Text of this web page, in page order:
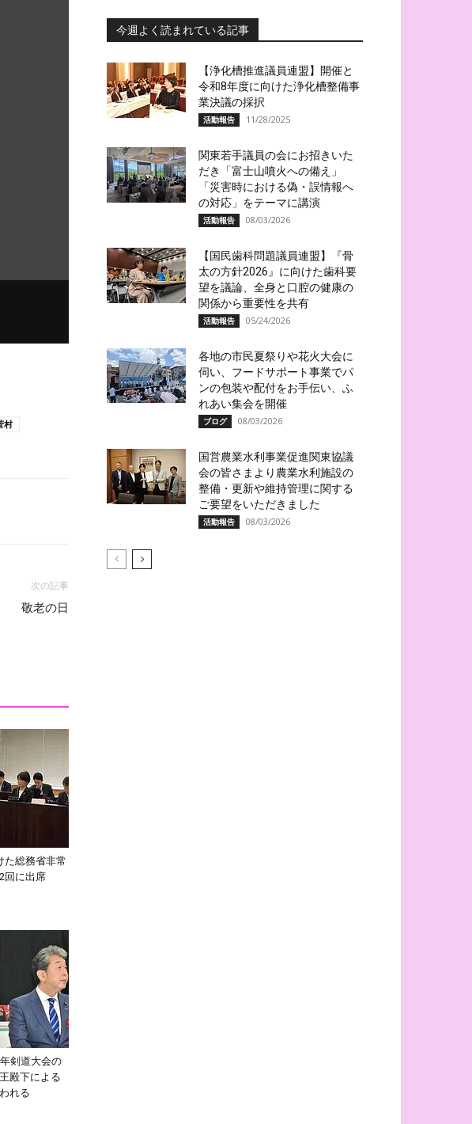
村
次の記事
敬老の日
た総務省非常
回に出席
剣道大会の
殿下による
れる
今週よく読まれている記事
【浄化槽推進議員連盟】開催と
令和8年度に向けた浄化槽整備事
業決議の採択
活動報告 11/28/2025
関東若手議員の会にお招きいた
だき「富士山噴火への備え」
「災害時における偽・誤情報へ
の対応」をテーマに講演
活動報告 08/03/2026
【国民歯科問題議員連盟】『骨
太の方針2026』に向けた歯科要
望を議論、全身と口腔の健康の
関係から重要性を共有
活動報告 05/24/2026
各地の市民夏祭りや花火大会に
伺い、フードサポート事業でパ
ンの包装や配付をお手伝い、ふ
れあい集会を開催
ブログ 08/03/2026
国営農業水利事業促進関東協議
会の皆さまより農業水利施設の
整備・更新や維持管理に関する
ご要望をいただきました
活動報告 08/03/2026